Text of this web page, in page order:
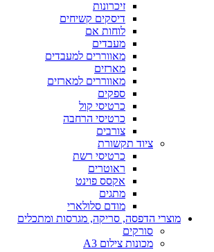
זיכרונות
דיסקים קשיחים
לוחות אם
מעבדים
מאווררים למעבדים
מארזים
מאווררים למארזים
ספקים
כרטיסי קול
כרטיסי הרחבה
צורבים
ציוד תקשורת
כרטיסי רשת
ראוטרים
אקסס פוינט
מתגים
מודם סלולארי
מוצרי הדפסה, סריקה, מגרסות ומתכלים
סורקים
מכונות צילום A3